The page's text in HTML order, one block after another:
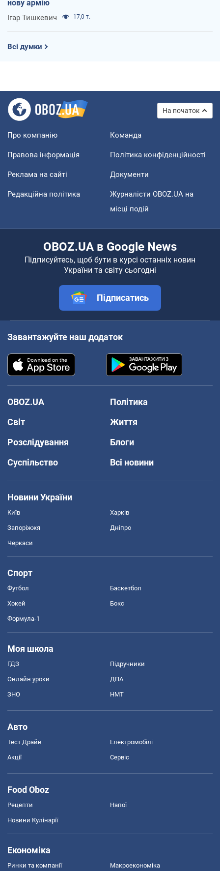
нову армію
Ігар Тишкевич 17,0 т.
Всі думки
На початок
Про компанію Команда
Правова інформація Політика конфіденційності
Реклама на сайті Документи
Редакційна політика
Журналісти OBOZ.UA на
місці подій
OBOZ.UA в Google News
Підписуйтесь, щоб бути в курсі останніх новин
України та світу сьогодні
Підписатись
Завантажуйте наш додаток
OBOZ.UA
Політика
Світ
Життя
Розслідування
Блоги
Суспільство
Всі новини
Новини України
Київ Харків
Запоріжжя Дніпро
Черкаси
Спорт
Футбол Баскетбол
Хокей Бокс
Формула-1
Моя школа
ГДЗ Підручники
Онлайн уроки ДПА
ЗНО НМТ
Авто
Тест Драйв Електромобілі
Акції Сервіс
Food Oboz
Рецепти Напої
Новини Кулінарії
Економіка
Ринки та компанії Макроекономіка